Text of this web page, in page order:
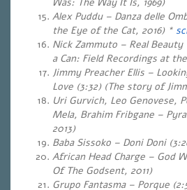
Alex Puddu – Danza delle
the Eye of the Cat, 2016) *
Nick Zammuto – Real Beauty
a Can: Field Recordings at
Jimmy Preacher Ellis –
Love (3:32) (The story of
Uri Gurvich, Leo Genovese,
Mela, Brahim Fribgane –
2013)
Baba Sissoko – Doni Doni
African Head Charge – God
Of The Godsent, 2011)
Grupo Fantasma – Porque